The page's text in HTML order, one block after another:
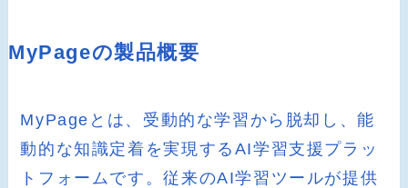
MyPageの製品概要
MyPageとは、受動的な学習から脱却し、能
動的な知識定着を実現するAI学習支援プラッ
トフォームです。従来のAI学習ツールが提供